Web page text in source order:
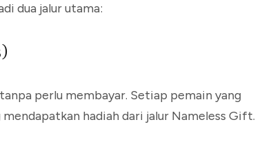
dua jalur utama:
perlu membayar. Setiap pemain yang
hadiah dari jalur Nameless Gift.